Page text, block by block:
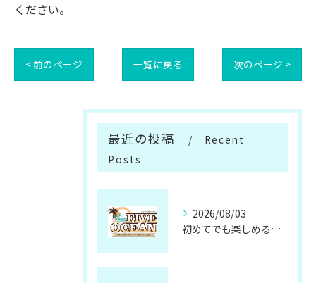
ください。
< 前のページ 一覧に戻る 次のページ >
最近の投稿
Recent
Posts
2026/08/03
初めてでも楽しめるサップ体験の魅力と準備方法